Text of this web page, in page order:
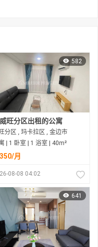
582
旺分区出租的公寓
分区 , 玛卡拉区 , 金边市
| 1 卧室 | 1 浴室 | 40m²
月
08-08 04:02
641